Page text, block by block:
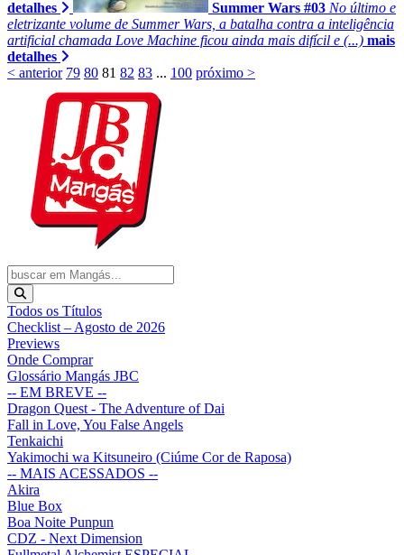
detalhes Summer Wars #03 No último e
eletrizante volume de Summer Wars, a batalha contra a inteligência
artificial chamada Love Machine ficou ainda mais difícil e (...) mais
detalhes
< anterior 79 80 81 82 83 ... 100 próximo >
Todos os Títulos
Checklist – Agosto de 2026
Previews
Onde Comprar
Glossário Mangás JBC
-- EM BREVE --
Dragon Quest - The Adventure of Dai
Fall in Love, You False Angels
Tenkaichi
Yakimochi wa Kitsuneiro (Ciúme Cor de Raposa)
-- MAIS ACESSADOS --
Akira
Blue Box
Boa Noite Punpun
CDZ - Next Dimension